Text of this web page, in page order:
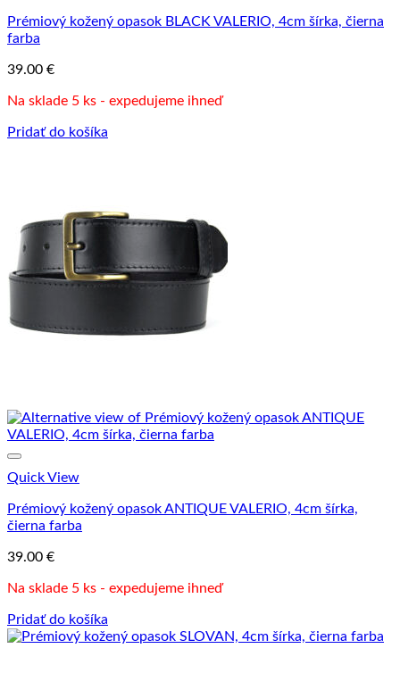
Prémiový kožený opasok BLACK VALERIO, 4cm šírka, čierna
farba
39.00 €
Na sklade 5 ks - expedujeme ihneď
Pridať do košíka
Quick View
Prémiový kožený opasok ANTIQUE VALERIO, 4cm šírka,
čierna farba
39.00 €
Na sklade 5 ks - expedujeme ihneď
Pridať do košíka